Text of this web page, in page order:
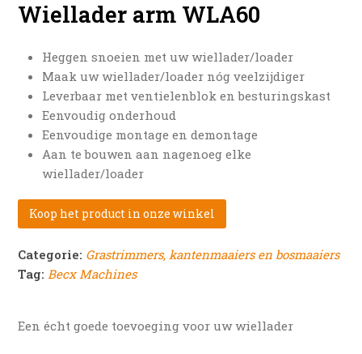
Wiellader arm WLA60
Heggen snoeien met uw wiellader/loader
Maak uw wiellader/loader nóg veelzijdiger
Leverbaar met ventielenblok en besturingskast
Eenvoudig onderhoud
Eenvoudige montage en demontage
Aan te bouwen aan nagenoeg elke
wiellader/loader
Koop het product in onze winkel
Categorie: Grastrimmers, kantenmaaiers en bosmaaiers
Tag: Becx Machines
Een écht goede toevoeging voor uw wiellader